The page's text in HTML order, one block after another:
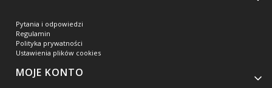
Pytania i odpowiedzi
Regulamin
Polityka prywatności
Ustawienia plików cookies
MOJE KONTO